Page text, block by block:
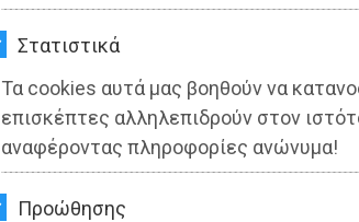
Στατιστικά
Τα cookies αυτά μας βοηθούν να
επισκέπτες αλληλεπιδρούν στον
αναφέροντας πληροφορίες ανώνυμα!
Προώθησης